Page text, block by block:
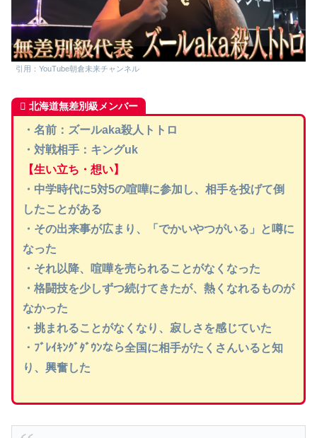
引用：YouTube朝倉未来チャンネル
北海道無差別級メンバー
・ 名前：ズールaka殺人トトロ
・対戦相手： キングuk
【生い立ち・想い】
・中学時代に5対5の喧嘩に参加し、相手を投げて倒
したことがある
・その出来事が広まり、「でかいやつがいる」と噂に
なった
・それ以降、喧嘩を売られることがなくなった
・格闘技を少しずつ続けてきたが、熱くなれるものが
なかった
・挑まれることがなくなり、寂しさを感じていた
・ﾌﾞﾚｲｷﾝｸﾞﾀﾞｳﾝなら全国に相手がたくさんいると知
り、興奮した